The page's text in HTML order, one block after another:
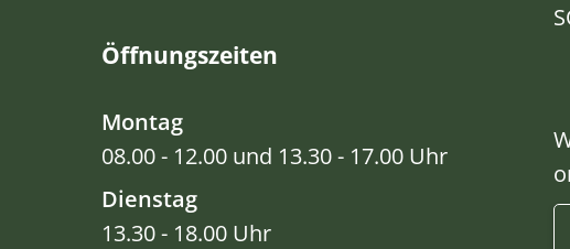
Öffnungszeiten
Montag
08.00 - 12.00 und 13.30 - 17.00 Uhr
Dienstag
13.30 - 18.00 Uhr